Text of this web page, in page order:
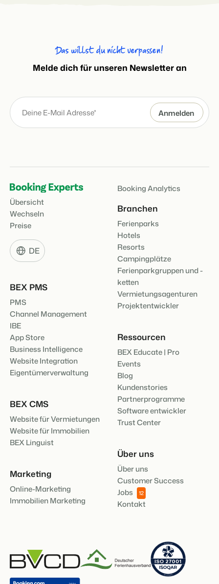
Das willst du nicht verpassen!
Melde dich für unseren Newsletter an
Übersicht
Wechseln
Preise
DE
BEX PMS
PMS
Channel Management
IBE
App Store
Business Intelligence
Website Integration
Eigentümerverwaltung
BEX CMS
Website für Vermietungen
Website für Immobilien
BEX Linguist
Marketing
Online-Marketing
Immobilien Marketing
Booking Analytics
Branchen
Ferienparks
Hotels
Resorts
Campingplätze
Ferienparkgruppen und -
ketten
Vermietungsagenturen
Projektentwickler
Ressourcen
BEX Educate | Pro
Events
Blog
Kundenstories
Partnerprogramme
Software entwickler
Trust Center
Über uns
Über uns
Customer Success
Jobs
12
Kontakt